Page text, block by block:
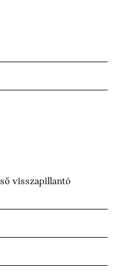
visszapillantó